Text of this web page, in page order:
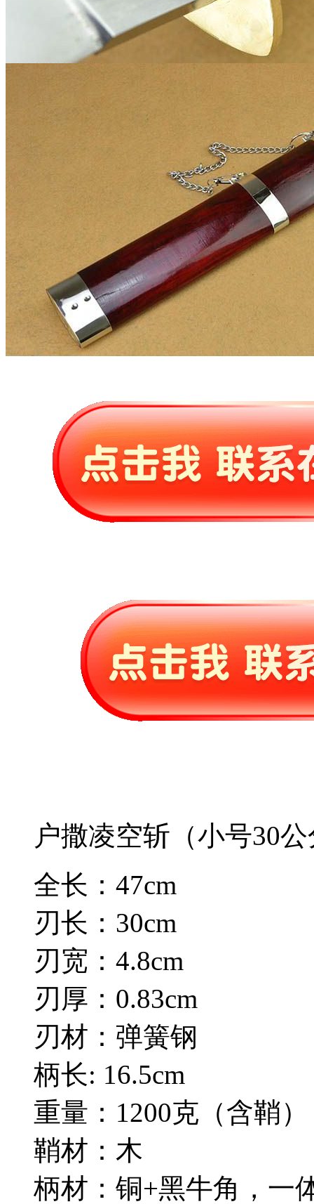
户撒凌空斩（小号30
全长：47cm
刃长：30cm
刃宽：4.8cm
刃厚：0.83cm
刃材：弹簧钢
柄长: 16.5cm
重量：1200克（含鞘）
鞘材：木
柄材：铜+黑牛角，一